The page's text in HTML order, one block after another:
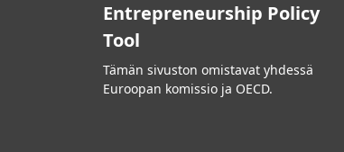
Entrepreneurship Policy
Tool
Tämän sivuston omistavat yhdessä
Euroopan komissio ja OECD.